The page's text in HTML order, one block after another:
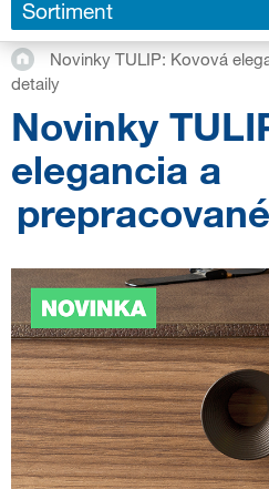
Sortiment
Novinky TULIP: Kovová
detaily
Novinky
elegancia a